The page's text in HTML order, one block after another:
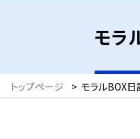
モラ
トップページ > モラルBOX日